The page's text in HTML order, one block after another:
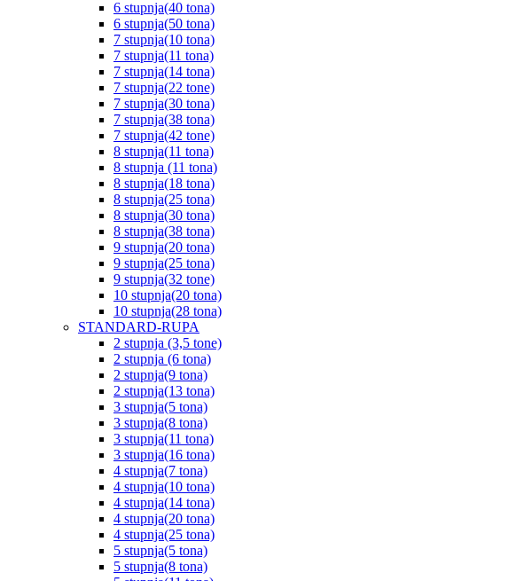
6 stupnja(40 tona)
6 stupnja(50 tona)
7 stupnja(10 tona)
7 stupnja(11 tona)
7 stupnja(14 tona)
7 stupnja(22 tone)
7 stupnja(30 tona)
7 stupnja(38 tona)
7 stupnja(42 tone)
8 stupnja(11 tona)
8 stupnja (11 tona)
8 stupnja(18 tona)
8 stupnja(25 tona)
8 stupnja(30 tona)
8 stupnja(38 tona)
9 stupnja(20 tona)
9 stupnja(25 tona)
9 stupnja(32 tone)
10 stupnja(20 tona)
10 stupnja(28 tona)
STANDARD-RUPA
2 stupnja (3,5 tone)
2 stupnja (6 tona)
2 stupnja(9 tona)
2 stupnja(13 tona)
3 stupnja(5 tona)
3 stupnja(8 tona)
3 stupnja(11 tona)
3 stupnja(16 tona)
4 stupnja(7 tona)
4 stupnja(10 tona)
4 stupnja(14 tona)
4 stupnja(20 tona)
4 stupnja(25 tona)
5 stupnja(5 tona)
5 stupnja(8 tona)